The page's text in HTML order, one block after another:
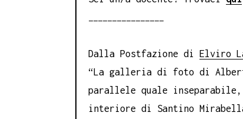
Dalla Postfazione di
Elviro
“La galleria di foto di
parallele quale
interiore di Santino